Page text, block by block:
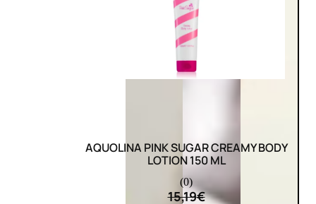
AQUOLINA PINK SUGAR CREAMY BODY
LOTION 150 ML
(0)
15,19€